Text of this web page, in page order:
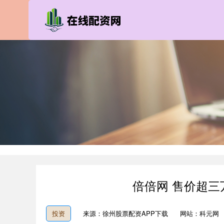
倍倍网 售价超
投资 来源：徐州股票配资APP下载 网站：科元网